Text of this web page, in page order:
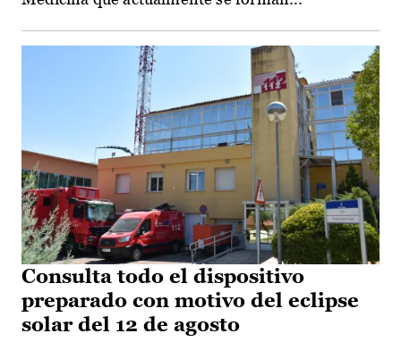
Consulta todo el dispositivo
preparado con motivo del eclipse
solar del 12 de agosto